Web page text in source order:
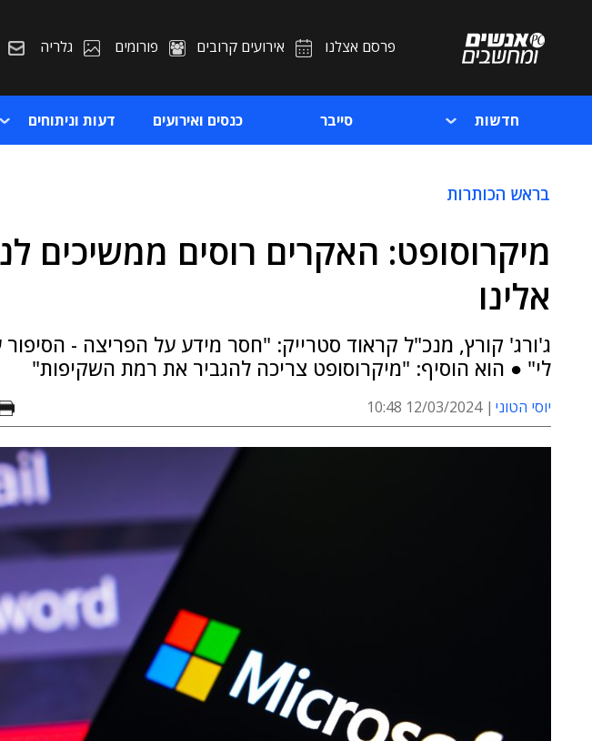
פרסם אצלנו אירועים קרובים פורומים גלריה
חדשות סייבר כנסים ואירועים דעות וניתוחים
בראש הכותרות
מיקרוסופט: האקרים רוסים ממשיכים
אלינו
ג'ורג' קורץ, מנכ"ל קראוד סטרייק: "חסר מידע על הפריצה -
לי" ● הוא הוסיף: "מיקרוסופט צריכה להגביר את רמת השקיפות"
יוסי הטוני 12/03/2024 10:48